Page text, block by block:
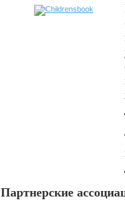
Партнерские